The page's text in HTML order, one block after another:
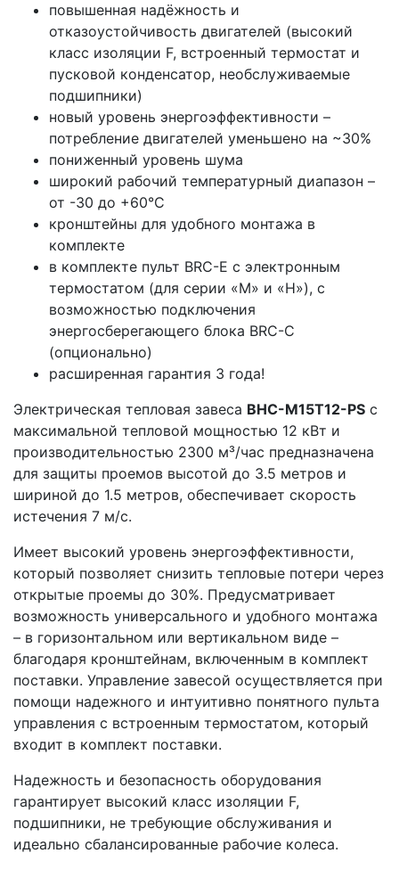
повышенная надёжность и
отказоустойчивость двигателей (высокий
класс изоляции F, встроенный термостат и
пусковой конденсатор, необслуживаемые
подшипники)
новый уровень энергоэффективности –
потребление двигателей уменьшено на ~30%
пониженный уровень шума
широкий рабочий температурный диапазон –
от -30 до +60°С
кронштейны для удобного монтажа в
комплекте
в комплекте пульт BRC-E с электронным
термостатом (для серии «M» и «H»), с
возможностью подключения
энергосберегающего блока BRC-C
(опционально)
расширенная гарантия 3 года!
Электрическая тепловая завеса BHC-M15T12-PS с
максимальной тепловой мощностью 12 кВт и
производительностью 2300 м³/час предназначена
для защиты проемов высотой до 3.5 метров и
шириной до 1.5 метров, обеспечивает скорость
истечения 7 м/с.
Имеет высокий уровень энергоэффективности,
который позволяет снизить тепловые потери через
открытые проемы до 30%. Предусматривает
возможность универсального и удобного монтажа
– в горизонтальном или вертикальном виде –
благодаря кронштейнам, включенным в комплект
поставки. Управление завесой осуществляется при
помощи надежного и интуитивно понятного пульта
управления c встроенным термостатом, который
входит в комплект поставки.
Надежность и безопасность оборудования
гарантирует высокий класс изоляции F,
подшипники, не требующие обслуживания и
идеально сбалансированные рабочие колеса.